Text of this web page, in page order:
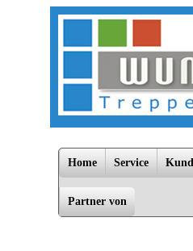
Home Service
Partner von